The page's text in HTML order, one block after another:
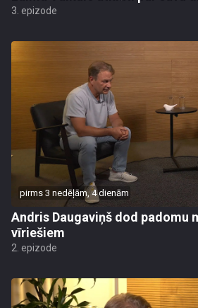
3. epizode
pirms 3 nedēļām, 4 dienām
Andris Daugaviņš dod padomu
vīriešiem
2. epizode